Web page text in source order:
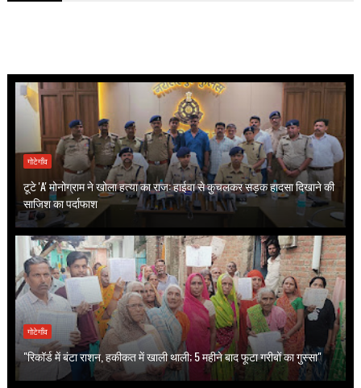
गोटेगाँव
टूटे 'A' मोनोग्राम ने खोला हत्या का राज: हाईवा से कुचलकर सड़क हादसा दिखाने की
साजिश का पर्दाफाश
गोटेगाँव
"रिकॉर्ड में बंटा राशन, हकीकत में खाली थाली; 5 महीने बाद फूटा गरीबों का गुस्सा"